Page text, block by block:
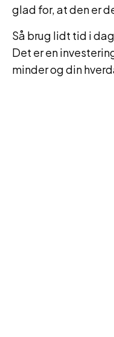
glad for, at den er
Så brug lidt tid i
Det er en
minder og din